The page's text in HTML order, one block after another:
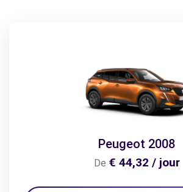
Peugeot 2008
De € 44,32 / jour